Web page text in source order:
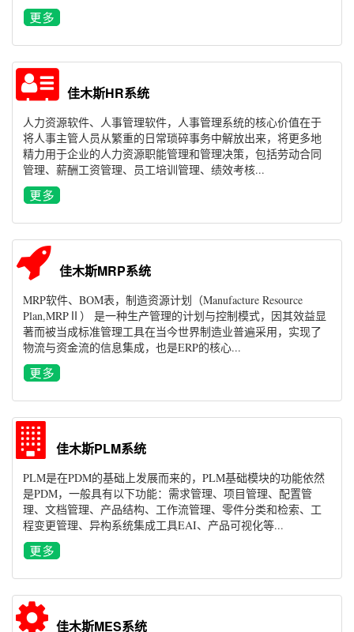
佳木斯HR系统
人力资源软件、人事管理软件，人事管理系统的核心价值在于
将人事主管人员从繁重的日常琐碎事务中解放出来，将更多地
精力用于企业的人力资源职能管理和管理决策，包括劳动合同
管理、薪酬工资管理、员工培训管理、绩效考核...
佳木斯MRP系统
MRP软件、BOM表，制造资源计划（Manufacture Resource
Plan,MRPⅡ） 是一种生产管理的计划与控制模式，因其效益显
著而被当成标准管理工具在当今世界制造业普遍采用，实现了
物流与资金流的信息集成，也是ERP的核心...
佳木斯PLM系统
PLM是在PDM的基础上发展而来的，PLM基础模块的功能依然
是PDM，一般具有以下功能：需求管理、项目管理、配置管
理、文档管理、产品结构、工作流管理、零件分类和检索、工
程变更管理、异构系统集成工具EAI、产品可视化等...
佳木斯MES系统